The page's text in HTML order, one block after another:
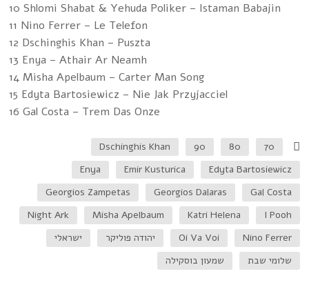
10 Shlomi Shabat & Yehuda Poliker – Istaman Babajin
11 Nino Ferrer – Le Telefon
12 Dschinghis Khan – Puszta
13 Enya – Athair Ar Neamh
14 Misha Apelbaum – Carter Man Song
15 Edyta Bartosiewicz – Nie Jak Przyjacciel
16 Gal Costa – Trem Das Onze
70
80
90
Dschinghis Khan
Edyta Bartosiewicz
Emir Kusturica
Enya
Gal Costa
Georgios Dalaras
Georgios Zampetas
I Pooh
Katri Helena
Misha Apelbaum
Night Ark
Nino Ferrer
Oi Va Voi יהודה פוליקר
ישראלי
שלומי שבת
שמעון בוסקילה